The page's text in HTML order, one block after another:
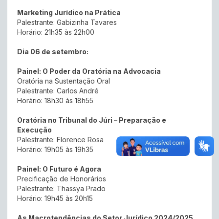
Marketing Jurídico na Prática
Palestrante: Gabizinha Tavares
Horário: 21h35 às 22h00
Dia 06 de setembro:
Painel: O Poder da Oratória na Advocacia
Oratória na Sustentação Oral
Palestrante: Carlos André
Horário: 18h30 às 18h55
Oratória no Tribunal do Júri – Preparação e
Execução
Palestrante: Florence Rosa
Horário: 19h05 às 19h35
Painel: O Futuro é Agora
Precificação de Honorários
Palestrante: Thassya Prado
Horário: 19h45 às 20h15